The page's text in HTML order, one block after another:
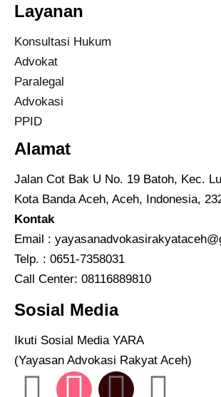
Layanan
Konsultasi Hukum
Advokat
Paralegal
Advokasi
PPID
Alamat
Jalan Cot Bak U No. 19 Batoh, Kec.
Kota Banda Aceh, Aceh, Indonesia,
Kontak
Email :
Telp. : 0651-7358031
Call Center: 08116889810
Sosial Media
Ikuti Sosial Media YARA
(Yayasan Advokasi Rakyat Aceh)